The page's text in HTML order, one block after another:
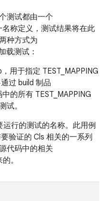
测试都由一个
名称定义，测试结果将在此
种方式为
载测试：
用于指定 TEST_MAPPING
过 build 制品
的所有 TEST_MAPPING
试。
行的测试的名称。此用例
验证的 Cls 相关的一系列
代码中的相关
。